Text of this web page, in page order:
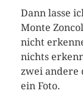
Dann lasse
Monte
nicht
nichts
zwei andere
ein Foto.